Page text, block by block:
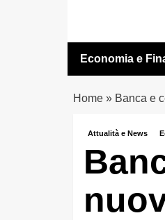
contenuto
Economia e
Home» Banca e
Attualità e News